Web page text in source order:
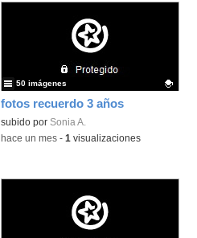
fotos recuerdo 3 años
Contenido educativo.
subido por Sonia A.
50 imágenes
-hace un mes- 1 visualizaciones